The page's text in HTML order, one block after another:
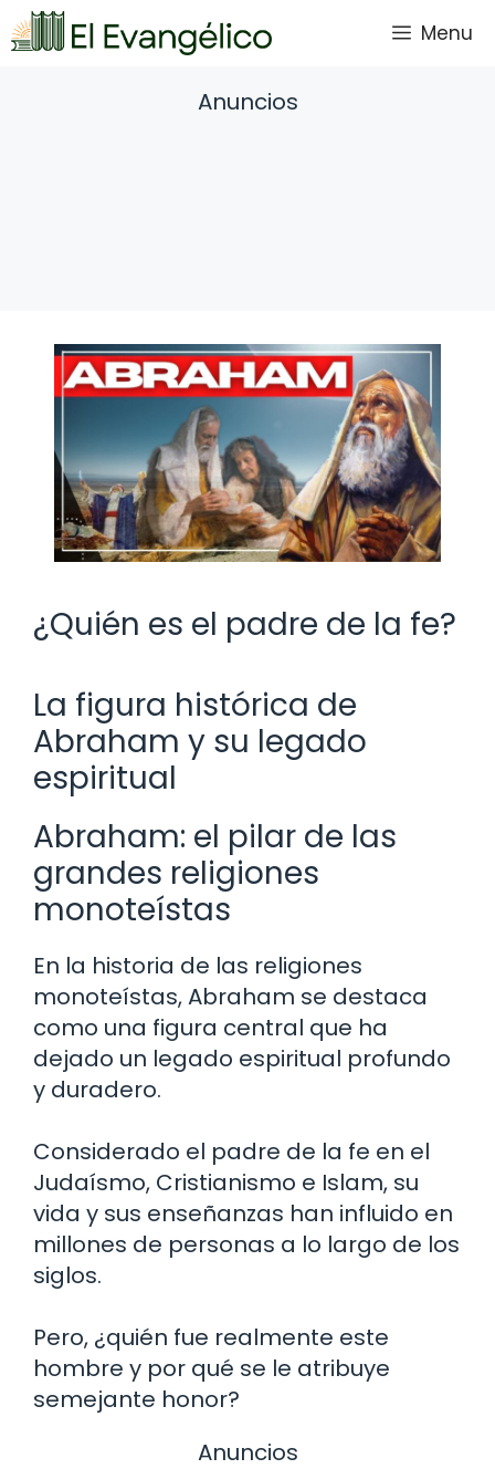
Saltar
al
Menu
Anuncios
¿Quién es el padre de la fe?
La figura histórica de
Abraham y su legado
espiritual
Abraham: el pilar de las
grandes religiones
monoteístas
En la historia de las religiones
monoteístas, Abraham se destaca
como una figura central que ha
dejado un legado espiritual profundo
y duradero.
Considerado el padre de la fe en el
Judaísmo, Cristianismo e Islam, su
vida y sus enseñanzas han influido en
millones de personas a lo largo de los
siglos.
Pero, ¿quién fue realmente este
hombre y por qué se le atribuye
semejante honor?
Anuncios